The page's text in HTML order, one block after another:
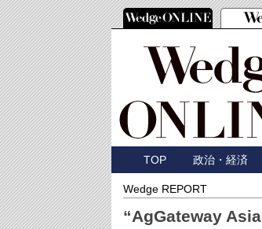
TOP 政治・経済
Wedge REPORT
“AgGateway